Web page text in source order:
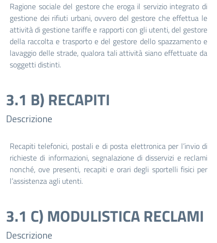
Ragione sociale del gestore che eroga il servizio integrato di
gestione dei rifiuti urbani, ovvero del gestore che effettua le
attività di gestione tariffe e rapporti con gli utenti, del gestore
della raccolta e trasporto e del gestore dello spazzamento e
lavaggio delle strade, qualora tali attività siano effettuate da
soggetti distinti.
3.1 B) RECAPITI
Descrizione
Recapiti telefonici, postali e di posta elettronica per l’invio di
richieste di informazioni, segnalazione di disservizi e reclami
nonché, ove presenti, recapiti e orari degli sportelli fisici per
l’assistenza agli utenti.
3.1 C) MODULISTICA RECLAMI
Descrizione